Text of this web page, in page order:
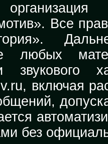
Все
любых
звукового
включая
без